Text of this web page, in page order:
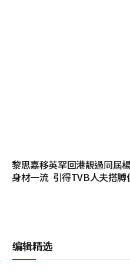
黎思嘉移英罕回港靚過同屆
身材一流 引得TVB人夫搭膊
编辑精选